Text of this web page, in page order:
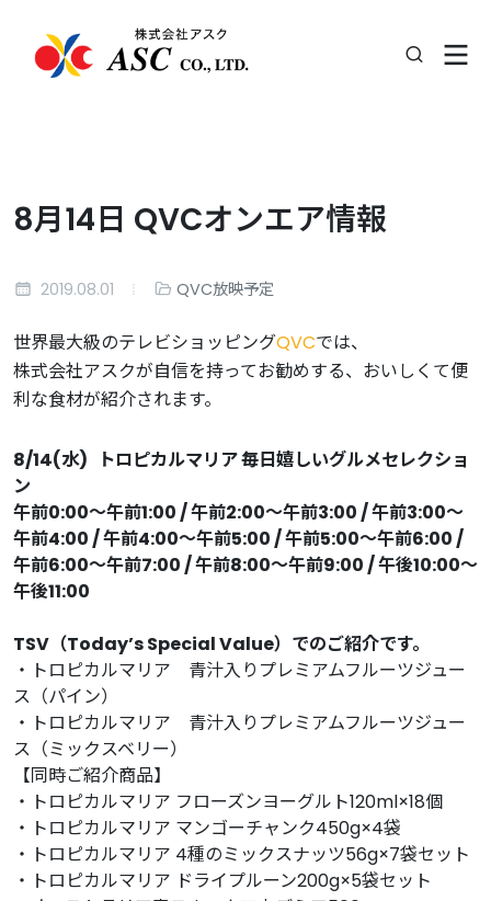
8月14日 QVCオンエア情報
2019.08.01 QVC放映予定
世界最大級のテレビショッピングQVCでは、
株式会社アスクが自信を持ってお勧めする、おいしくて便
利な食材が紹介されます。
8/14(水)
トロピカルマリア 毎日嬉しいグルメセレクショ
ン
午前0:00〜午前1:00 / 午前2:00〜午前3:00 / 午前3:00〜
午前4:00 / 午前4:00〜午前5:00 / 午前5:00〜午前6:00 /
午前6:00〜午前7:00 / 午前8:00〜午前9:00 / 午後10:00〜
午後11:00
TSV（Today’s Special Value）でのご紹介です。
・トロピカルマリア 青汁入りプレミアムフルーツジュー
ス（パイン）
・トロピカルマリア 青汁入りプレミアムフルーツジュー
ス（ミックスベリー）
【同時ご紹介商品】
・トロピカルマリア フローズンヨーグルト120ml×18個
・トロピカルマリア マンゴーチャンク450g×4袋
・トロピカルマリア 4種のミックスナッツ56g×7袋セット
・トロピカルマリア ドライプルーン200g×5袋セット